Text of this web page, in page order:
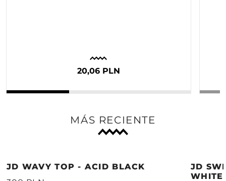
20,06 PLN
MÁS RECIENTE
JD WAVY TOP - ACID BLACK
JD
WHITE